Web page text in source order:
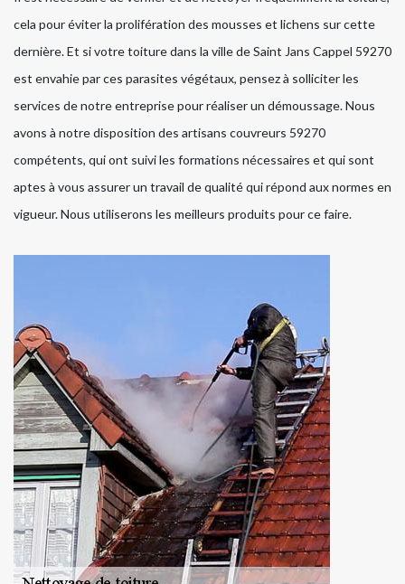
cela pour éviter la prolifération des mousses et lichens sur cette
dernière. Et si votre toiture dans la ville de Saint Jans Cappel 59270
est envahie par ces parasites végétaux, pensez à solliciter les
services de notre entreprise pour réaliser un démoussage. Nous
avons à notre disposition des artisans couvreurs 59270
compétents, qui ont suivi les formations nécessaires et qui sont
aptes à vous assurer un travail de qualité qui répond aux normes en
vigueur. Nous utiliserons les meilleurs produits pour ce faire.